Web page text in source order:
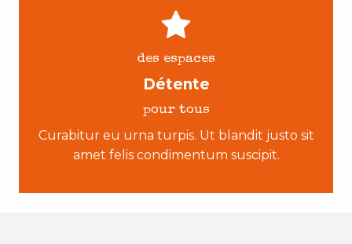
des espaces
Détente
pour tous
Curabitur eu urna turpis. Ut blandit justo sit
amet felis condimentum suscipit.